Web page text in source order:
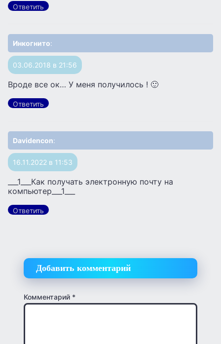
Ответить
Инкогнито:
03.06.2018 в 21:56
Вроде все ок… У меня получилось ! 🙂
Ответить
Davidencon:
16.11.2022 в 11:53
___1___Как получать электронную почту на
компьютер___1___
Ответить
Добавить комментарий
Комментарий *